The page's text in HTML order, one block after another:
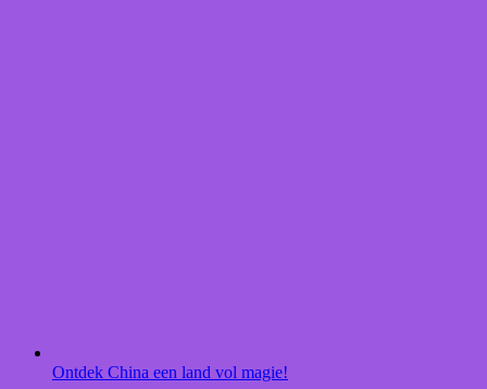
Ontdek China een land vol magie!